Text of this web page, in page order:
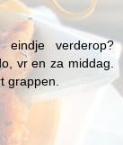
verderop?
vr en za middag.
grappen.